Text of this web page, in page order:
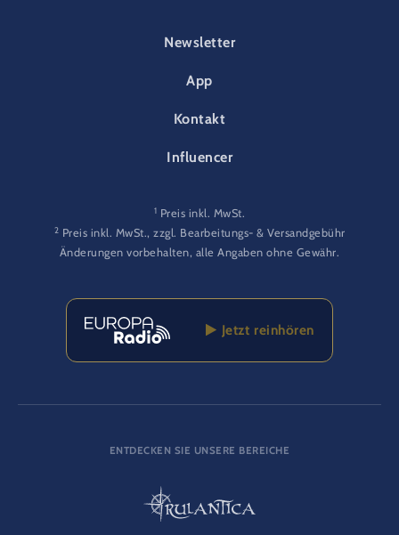
FOOTER-PARK
Newsletter
App
Kontakt
Influencer
1 Preis inkl. MwSt.
2 Preis inkl. MwSt., zzgl. Bearbeitungs- & Versandgebühr
Änderungen vorbehalten, alle Angaben ohne Gewähr.
Jetzt reinhören
ENTDECKEN SIE UNSERE BEREICHE